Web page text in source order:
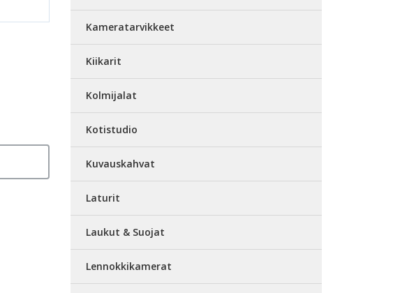
Kameratarvikkeet
Kiikarit
Kolmijalat
Kotistudio
Kuvauskahvat
Laturit
Laukut & Suojat
Lennokkikamerat